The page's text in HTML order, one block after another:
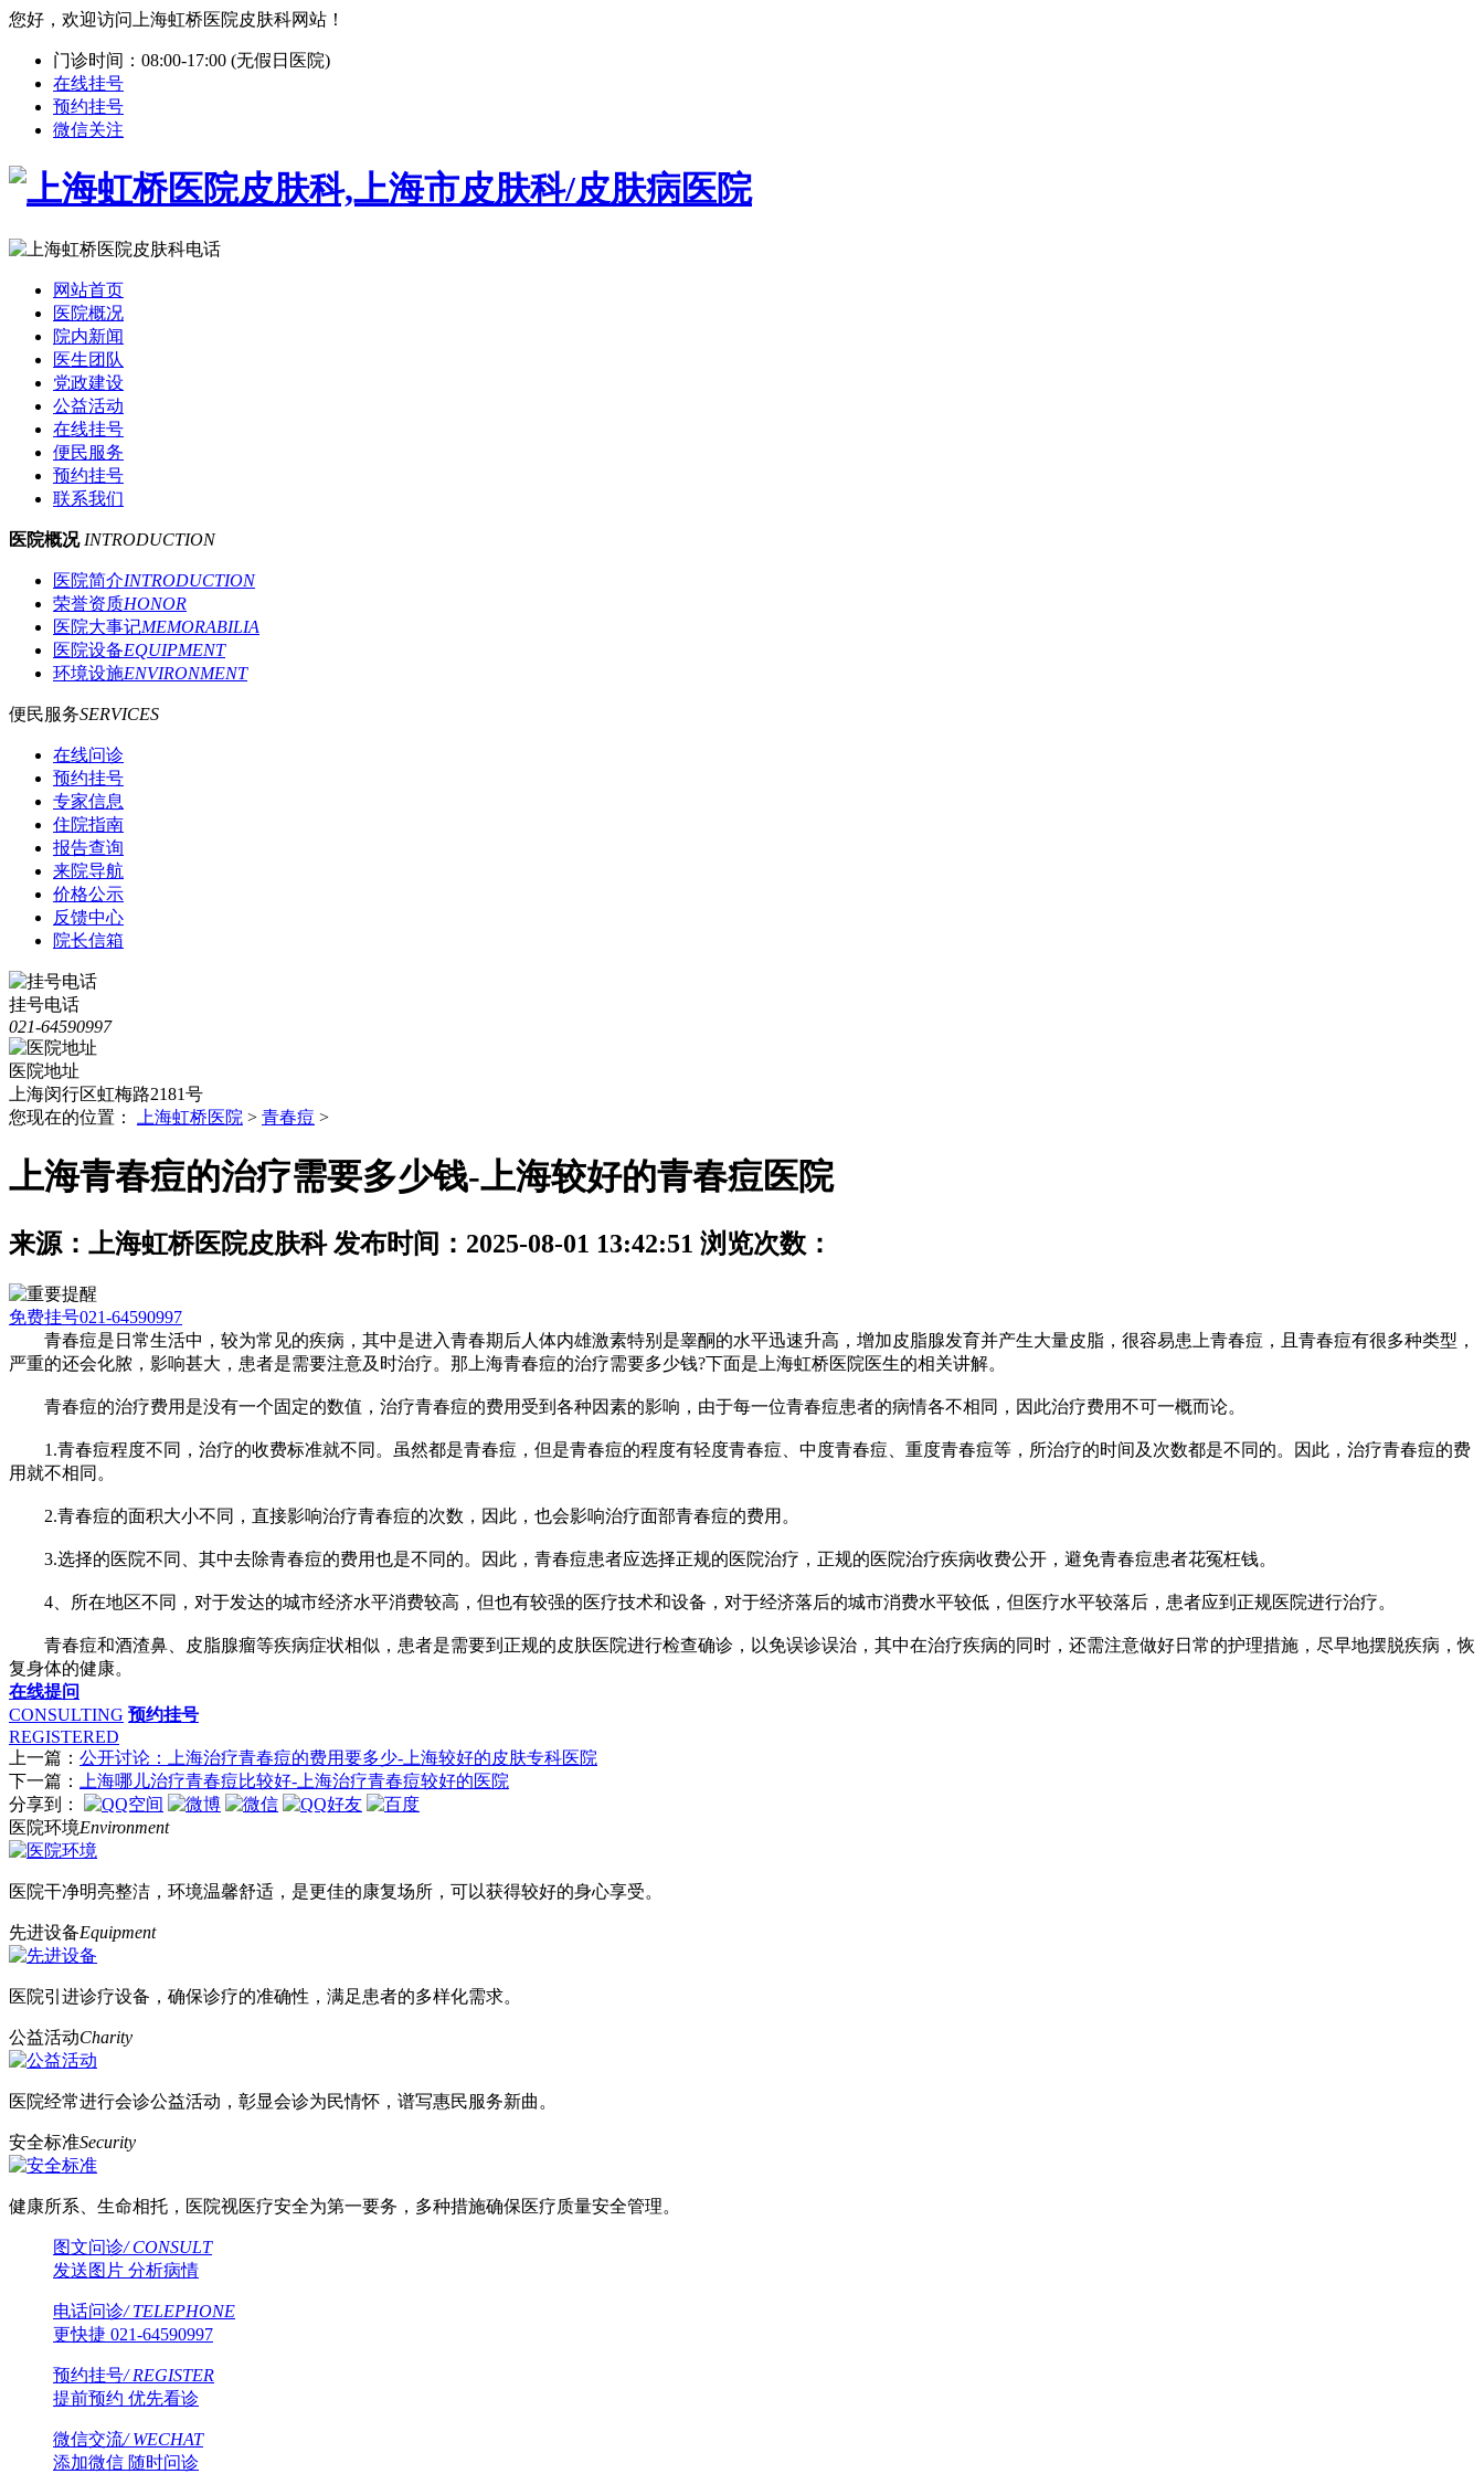
您好，欢迎访问上海虹桥医院皮肤科网站！
门诊时间：08:00-17:00 (无假日医院)
在线挂号
预约挂号
微信关注
网站首页
医院概况
院内新闻
医生团队
党政建设
公益活动
在线挂号
便民服务
预约挂号
联系我们
医院概况 INTRODUCTION
医院简介INTRODUCTION
荣誉资质HONOR
医院大事记MEMORABILIA
医院设备EQUIPMENT
环境设施ENVIRONMENT
便民服务SERVICES
在线问诊
预约挂号
专家信息
住院指南
报告查询
来院导航
价格公示
反馈中心
院长信箱
挂号电话
021-64590997
医院地址
上海闵行区虹梅路2181号
您现在的位置：
上海虹桥医院 > 青春痘 >
上海青春痘的治疗需要多少钱-上海较好的青春痘医院
来源：上海虹桥医院皮肤科 发布时间：2025-08-01 13:42:51 浏览次数：
免费挂号021-64590997
青春痘是日常生活中，较为常见的疾病，其中是进入青春期后人体内雄激素特别是睾酮的水平迅速升高，增加皮脂腺发育并产生大量皮脂，很容易患上青春痘，且青春痘有很多种类型，
严重的还会化脓，影响甚大，患者是需要注意及时治疗。那上海青春痘的治疗需要多少钱?下面是上海虹桥医院医生的相关讲解。
青春痘的治疗费用是没有一个固定的数值，治疗青春痘的费用受到各种因素的影响，由于每一位青春痘患者的病情各不相同，因此治疗费用不可一概而论。
1.青春痘程度不同，治疗的收费标准就不同。虽然都是青春痘，但是青春痘的程度有轻度青春痘、中度青春痘、重度青春痘等，所治疗的时间及次数都是不同的。因此，治疗青春痘的费
用就不相同。
2.青春痘的面积大小不同，直接影响治疗青春痘的次数，因此，也会影响治疗面部青春痘的费用。
3.选择的医院不同、其中去除青春痘的费用也是不同的。因此，青春痘患者应选择正规的医院治疗，正规的医院治疗疾病收费公开，避免青春痘患者花冤枉钱。
4、所在地区不同，对于发达的城市经济水平消费较高，但也有较强的医疗技术和设备，对于经济落后的城市消费水平较低，但医疗水平较落后，患者应到正规医院进行治疗。
青春痘和酒渣鼻、皮脂腺瘤等疾病症状相似，患者是需要到正规的皮肤医院进行检查确诊，以免误诊误治，其中在治疗疾病的同时，还需注意做好日常的护理措施，尽早地摆脱疾病，恢
复身体的健康。
在线提问
CONSULTING 预约挂号
REGISTERED
上一篇： 公开讨论：上海治疗青春痘的费用要多少-上海较好的皮肤专科医院
下一篇：
上海哪儿治疗青春痘比较好-上海治疗青春痘较好的医院
分享到：
医院环境Environment
医院干净明亮整洁，环境温馨舒适，是更佳的康复场所，可以获得较好的身心享受。
先进设备Equipment
医院引进诊疗设备，确保诊疗的准确性，满足患者的多样化需求。
公益活动Charity
医院经常进行会诊公益活动，彰显会诊为民情怀，谱写惠民服务新曲。
安全标准Security
健康所系、生命相托，医院视医疗安全为第一要务，多种措施确保医疗质量安全管理。
图文问诊/ CONSULT
发送图片 分析病情
电话问诊/ TELEPHONE
更快捷 021-64590997
预约挂号/ REGISTER
提前预约 优先看诊
微信交流/ WECHAT
添加微信 随时问诊